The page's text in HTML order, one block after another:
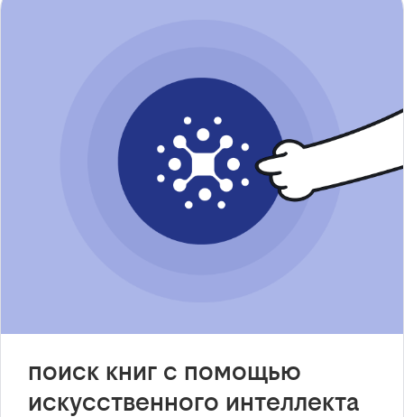
поиск книг с помощью
искусственного интеллекта